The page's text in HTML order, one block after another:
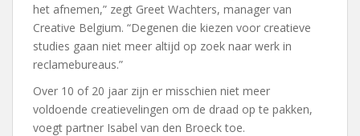
het afnemen,” zegt Greet Wachters, manager van
Creative Belgium. “Degenen die kiezen voor creatieve
studies gaan niet meer altijd op zoek naar werk in
reclamebureaus.”
Over 10 of 20 jaar zijn er misschien niet meer
voldoende creatievelingen om de draad op te pakken,
voegt partner Isabel van den Broeck toe.